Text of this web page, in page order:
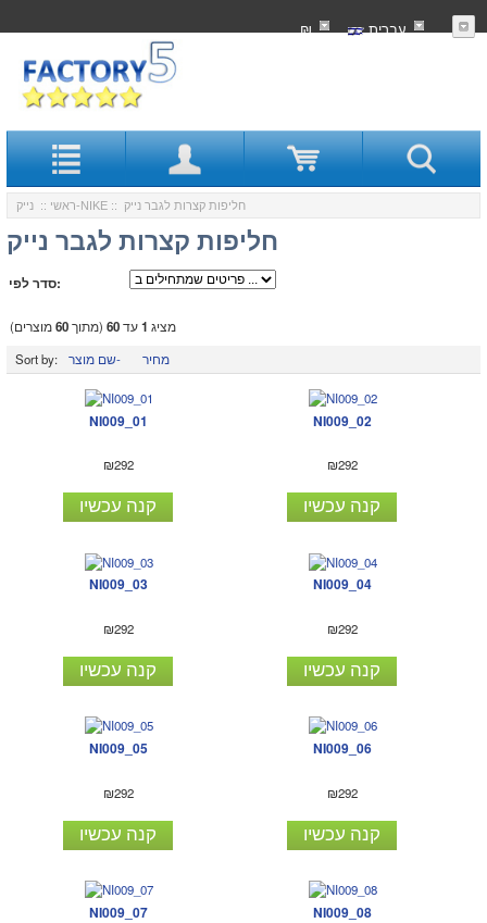
עִברִית ₪
ראשי :: נייק-NIKE :: חליפות קצרות לגבר נייק
חליפות קצרות לגבר נייק
סדר לפי:
מציג 1עד60 (מתוך60מוצרים)
Sort by:
שם מוצר- מחיר
NI009_01
₪292
קנה עכשיו
NI009_02
₪292
קנה עכשיו
NI009_03
₪292
קנה עכשיו
NI009_04
₪292
קנה עכשיו
NI009_05
₪292
קנה עכשיו
NI009_06
₪292
קנה עכשיו
NI009_07 NI009_08